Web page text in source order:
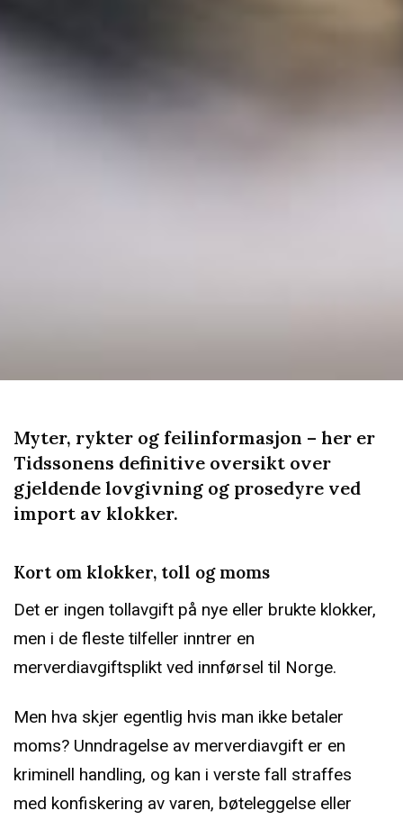
Myter, rykter og feilinformasjon – her er
Tidssonens definitive oversikt over
gjeldende lovgivning og prosedyre ved
import av klokker.
Kort om klokker, toll og moms
Det er ingen tollavgift på nye eller brukte klokker,
men i de fleste tilfeller inntrer en
merverdiavgiftsplikt ved innførsel til Norge.
Men hva skjer egentlig hvis man ikke betaler
moms? Unndragelse av merverdiavgift er en
kriminell handling, og kan i verste fall straffes
med konfiskering av varen, bøteleggelse eller